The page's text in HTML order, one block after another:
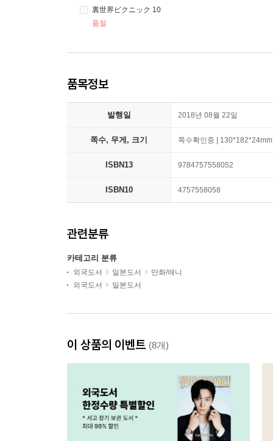
裏世界ピクニック 10
품절
품목정보
발행일 2018년 08월 22일
쪽수, 무게, 크기 쪽수확인중 | 130*182*24mm
ISBN13 9784757558052
ISBN10 4757558058
관련분류
카테고리 분류
외국도서 일본도서
만화/애니
외국도서
일본도서
이 상품의 이벤트 (8개)